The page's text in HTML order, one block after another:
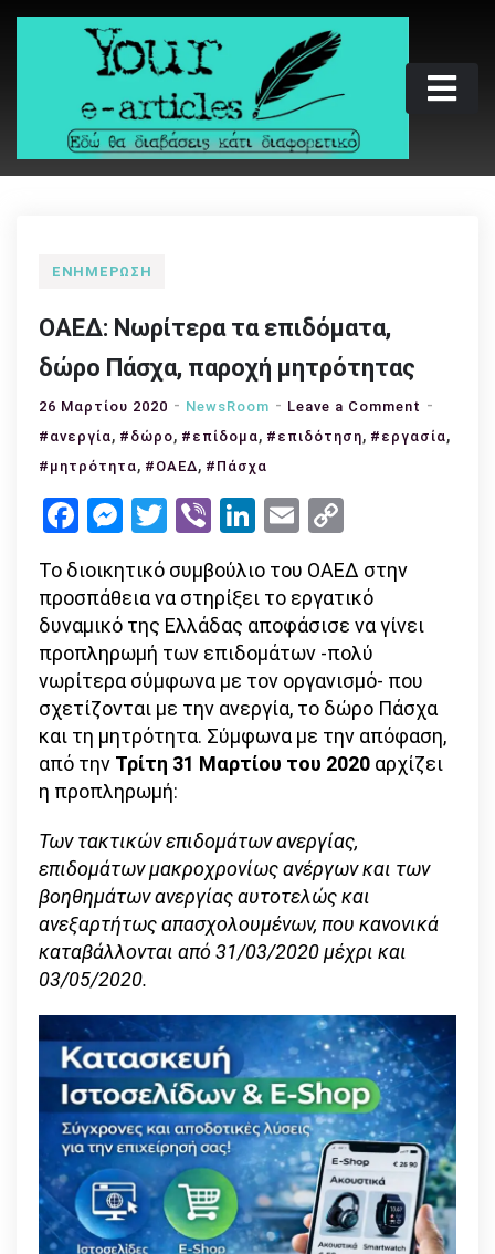
Skip
Your e-articles
Εδώ θα διαβάσεις κάτι διαφορετικό
ΕΝΗΜΈΡΩΣΗ
ΟΑΕΔ: Νωρίτερα τα επιδόματα,
δώρο Πάσχα, παροχή μητρότητας
26 Μαρτίου 2020 NewsRoom Leave a Comment on
ΟΑΕΔ:
#ανεργία, #δώρο, #επίδομα, #επιδότηση, #εργασία,
#μητρότητα, #ΟΑΕΔ, #Πάσχα
Facebook
Messenger
Twitter
ViberLinkedIn
Email
Το διοικητικό συμβούλιο του ΟΑΕΔ στην
προσπάθεια να στηρίξει το εργατικό
δυναμικό της Ελλάδας αποφάσισε να γίνει
προπληρωμή των επιδομάτων -πολύ
νωρίτερα σύμφωνα με τον οργανισμό- που
σχετίζονται με την ανεργία, το δώρο Πάσχα
και τη μητρότητα. Σύμφωνα με την απόφαση,
από την Τρίτη 31 Μαρτίου του 2020 αρχίζει
η προπληρωμή:
Των τακτικών επιδομάτων ανεργίας,
επιδομάτων μακροχρονίως ανέργων και των
βοηθημάτων ανεργίας αυτοτελώς και
ανεξαρτήτως απασχολουμένων, που κανονικά
καταβάλλονται από 31/03/2020 μέχρι και
03/05/2020.